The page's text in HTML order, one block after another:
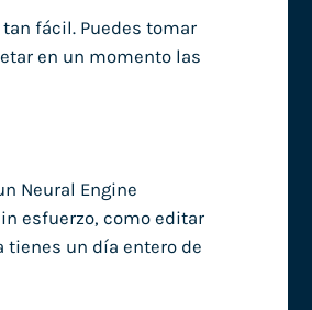
fácil. Puedes tomar
en un momento las
Neural Engine
esfuerzo, como editar
tienes un día entero de